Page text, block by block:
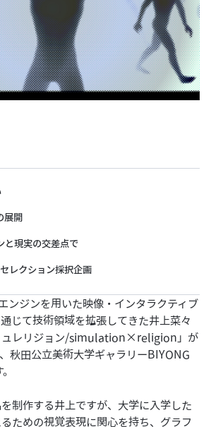
展開
と現実の交差点で
レクション採択企画
ンジンを用いた映像・インタラクティブ
じて技術領域を拡張してきた井上菜々
ュレリジョン/simulation×religion」が
秋田公立美術大学ギャラリーBIYONG
制作する井上ですが、大学に入学した
ための視覚表現に関心を持ち、グラフ